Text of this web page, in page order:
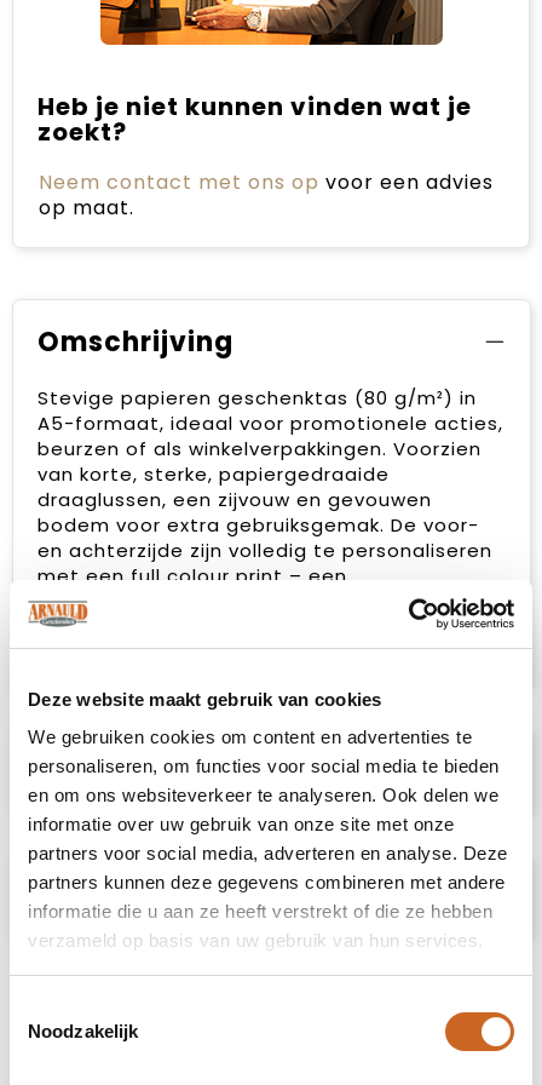
Deze website maakt gebruik van cookies
We gebruiken cookies om content en advertenties te
personaliseren, om functies voor social media te bieden
en om ons websiteverkeer te analyseren. Ook delen we
informatie over uw gebruik van onze site met onze
partners voor social media, adverteren en analyse. Deze
partners kunnen deze gegevens combineren met andere
informatie die u aan ze heeft verstrekt of die ze hebben
verzameld op basis van uw gebruik van hun services.
Noodzakelijk
Heb je niet kunnen vinden wat je
zoekt?
Neem contact met ons op voor een advies
op maat.
Omschrijving
Stevige papieren geschenktas (80 g/m²) in
A5-formaat, ideaal voor promotionele acties,
beurzen of als winkelverpakkingen. Voorzien
van korte, sterke, papiergedraaide
draaglussen, een zijvouw en gevouwen
bodem voor extra gebruiksgemak. De voor-
en achterzijde zijn volledig te personaliseren
met een full colour print – een
budgetvriendelijke, praktische én opvallende
drager van je merk. 100% recyclebaar.
Leverbaar in wit en bruin.
Specificaties
Prijsspecificaties